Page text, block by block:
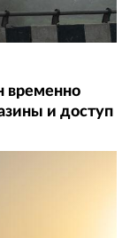
временно
и доступ